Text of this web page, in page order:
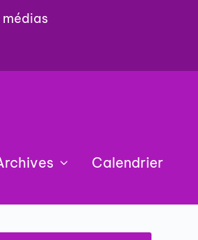
médias
Calendrier